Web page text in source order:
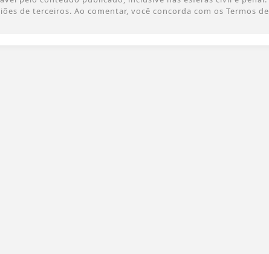
de terceiros. Ao comentar, você concorda com os Termos de